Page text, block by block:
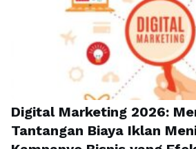
tentang keadilan, integritas, dan arah
Digital Marketing 2026:
Tantangan Biaya Iklan